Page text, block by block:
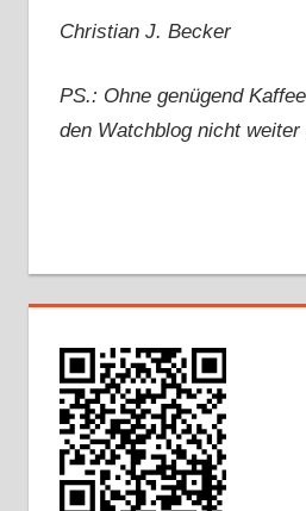
Christian J. Becker
PS.: Ohne genügend
den Watchblog nicht weiter